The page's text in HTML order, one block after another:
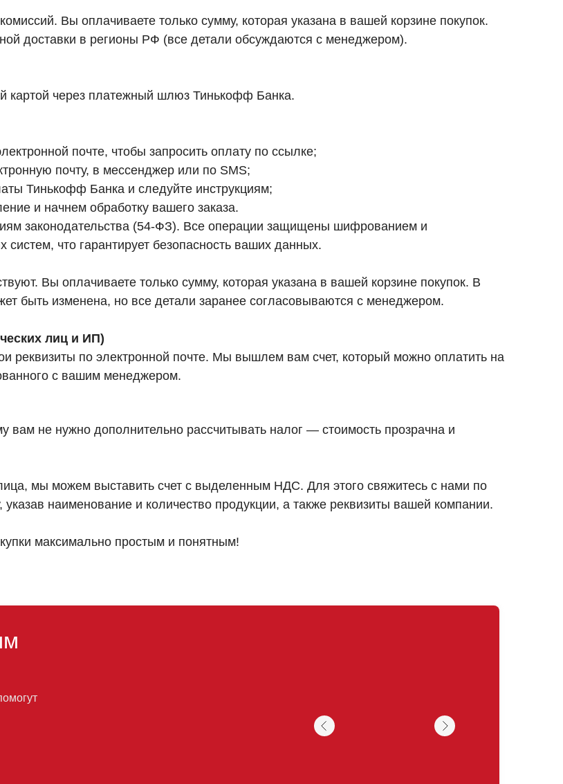
Вы оплачиваете только сумму, которая указана в вашей корзине покупок.
доставки в регионы РФ (все детали обсуждаются с менеджером).
картой через платежный шлюз Тинькофф Банка.
почте, чтобы запросить оплату по ссылке;
почту, в мессенджер или по SMS;
Тинькофф Банка и следуйте инструкциям;
и начнем обработку вашего заказа.
законодательства (54-ФЗ). Все операции защищены шифрованием и
что гарантирует безопасность ваших данных.
Вы оплачиваете только сумму, которая указана в вашей корзине покупок. В
быть изменена, но все детали заранее согласовываются с менеджером.
лиц и ИП)
реквизиты по электронной почте. Мы вышлем вам счет, который можно оплатить на
с вашим менеджером.
не нужно дополнительно рассчитывать налог — стоимость прозрачна и
мы можем выставить счет с выделенным НДС. Для этого свяжитесь с нами по
наименование и количество продукции, а также реквизиты вашей компании.
максимально простым и понятным!